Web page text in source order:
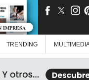
IMPRESA
TRENDING